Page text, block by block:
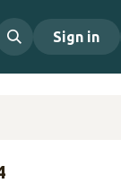
Sign in